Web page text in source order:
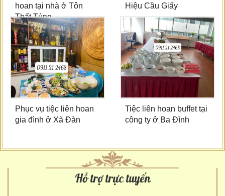
hoan tại nhà ở Tôn
Thất Tùng
Hiệu Cầu Giấy
Phục vụ tiệc liên hoan
gia đình ở Xã Đàn
Tiệc liên hoan buffet tại
công ty ở Ba Đình
Hỗ trợ trực tuyến